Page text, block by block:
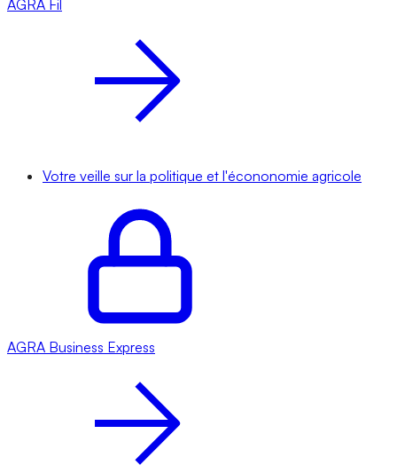
AGRA Fil
Votre veille sur la politique et l'écononomie agricole
AGRA Business Express